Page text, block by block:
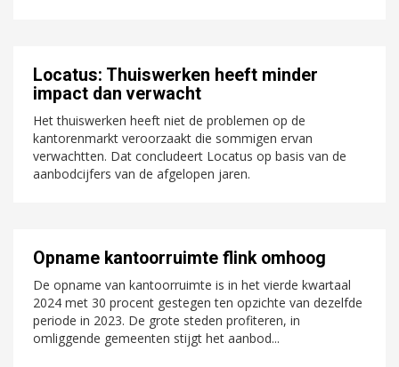
Locatus: Thuiswerken heeft minder
impact dan verwacht
Het thuiswerken heeft niet de problemen op de
kantorenmarkt veroorzaakt die sommigen ervan
verwachtten. Dat concludeert Locatus op basis van de
aanbodcijfers van de afgelopen jaren.
Opname kantoorruimte flink omhoog
De opname van kantoorruimte is in het vierde kwartaal
2024 met 30 procent gestegen ten opzichte van dezelfde
periode in 2023. De grote steden profiteren, in
omliggende gemeenten stijgt het aanbod...